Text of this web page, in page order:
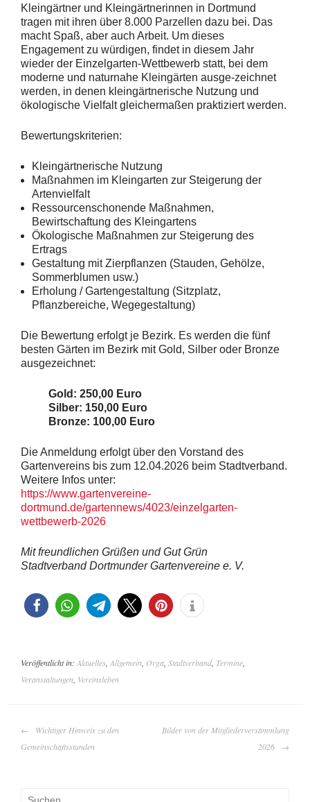
Kleingärtner und Kleingärtnerinnen in Dortmund
tragen mit ihren über 8.000 Parzellen dazu bei. Das
macht Spaß, aber auch Arbeit. Um dieses
Engagement zu würdigen, findet in diesem Jahr
wieder der Einzelgarten-Wettbewerb statt, bei dem
moderne und naturnahe Kleingärten ausge-zeichnet
werden, in denen kleingärtnerische Nutzung und
ökologische Vielfalt gleichermaßen praktiziert werden.
Bewertungskriterien:
Kleingärtnerische Nutzung
Maßnahmen im Kleingarten zur Steigerung der
Artenvielfalt
Ressourcenschonende Maßnahmen,
Bewirtschaftung des Kleingartens
Ökologische Maßnahmen zur Steigerung des
Ertrags
Gestaltung mit Zierpflanzen (Stauden, Gehölze,
Sommerblumen usw.)
Erholung / Gartengestaltung (Sitzplatz,
Pflanzbereiche, Wegegestaltung)
Die Bewertung erfolgt je Bezirk. Es werden die fünf
besten Gärten im Bezirk mit Gold, Silber oder Bronze
ausgezeichnet:
Gold: 250,00 Euro
Silber: 150,00 Euro
Bronze: 100,00 Euro
Die Anmeldung erfolgt über den Vorstand des
Gartenvereins bis zum 12.04.2026 beim Stadtverband.
Weitere Infos unter:
https://www.gartenvereine-
dortmund.de/gartennews/4023/einzelgarten-
wettbewerb-2026
Mit freundlichen Grüßen und Gut Grün
Stadtverband Dortmunder Gartenvereine e. V.
Veröffentlicht in:Aktuelles ,Allgemein Orga ,Stadtverband Termine
Veranstaltungen Vereinsleben
BEITRAGS-
NAVIGATION
Wichtiger Hinweis zu den
Gemeinschaftsstunden
Bilder von der Mitgliederversammlung
2026
Suchen